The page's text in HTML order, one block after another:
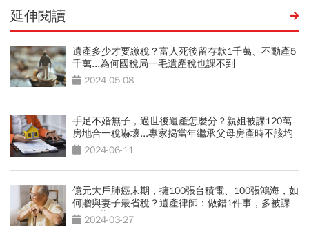
延伸閱讀
遺產多少才要繳稅？富人死後留存款1千萬、不動產5
千萬...為何國稅局一毛遺產稅也課不到
2024-05-08
手足不婚無子，過世後遺產怎麼分？親姐被課120萬
房地合一稅嚇壞...專家揭當年繼承父母房產時不該均
分 2024-06-11
億元大戶肺癌末期，擁100張台積電、100張鴻海，如
何贈與妻子最省稅？遺產律師：做錯1件事，多被課
稅550萬
2024-03-27